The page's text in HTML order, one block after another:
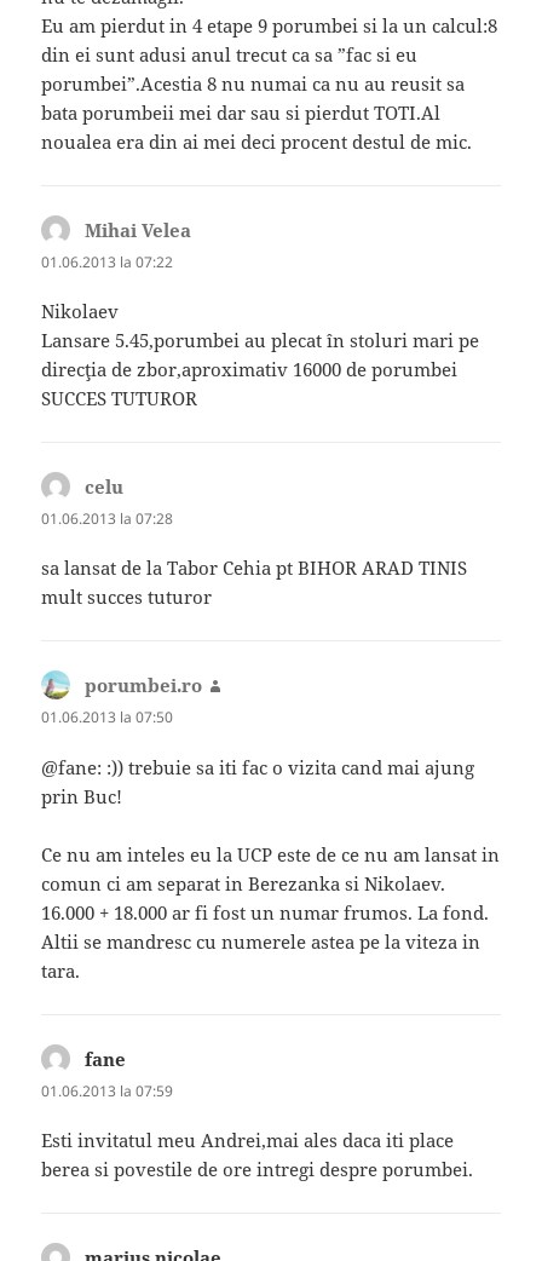
Eu am pierdut in 4 etape 9 porumbei si la un calcul:8
din ei sunt adusi anul trecut ca sa ”fac si eu
porumbei”.Acestia 8 nu numai ca nu au reusit sa
bata porumbeii mei dar sau si pierdut TOTI.Al
noualea era din ai mei deci procent destul de mic.
Mihai Velea
01.06.2013 la 07:22
Nikolaev
Lansare 5.45,porumbei au plecat în stoluri mari pe
direcţia de zbor,aproximativ 16000 de porumbei
SUCCES TUTUROR
celu
01.06.2013 la 07:28
sa lansat de la Tabor Cehia pt BIHOR ARAD TINIS
mult succes tuturor
porumbei.ro
01.06.2013 la 07:50
@fane: :)) trebuie sa iti fac o vizita cand mai ajung
prin Buc!
Ce nu am inteles eu la UCP este de ce nu am lansat in
comun ci am separat in Berezanka si Nikolaev.
16.000 + 18.000 ar fi fost un numar frumos. La fond.
Altii se mandresc cu numerele astea pe la viteza in
tara.
fane
01.06.2013 la 07:59
Esti invitatul meu Andrei,mai ales daca iti place
berea si povestile de ore intregi despre porumbei.